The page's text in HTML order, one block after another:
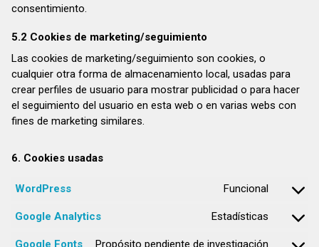
consentimiento.
5.2 Cookies de marketing/seguimiento
Las cookies de marketing/seguimiento son cookies, o
cualquier otra forma de almacenamiento local, usadas para
crear perfiles de usuario para mostrar publicidad o para hacer
el seguimiento del usuario en esta web o en varias webs con
fines de marketing similares.
6. Cookies usadas
WordPress Funcional
Consent
Google Analytics Estadísticas
Consent
Google Fonts Propósito pendiente de investigación